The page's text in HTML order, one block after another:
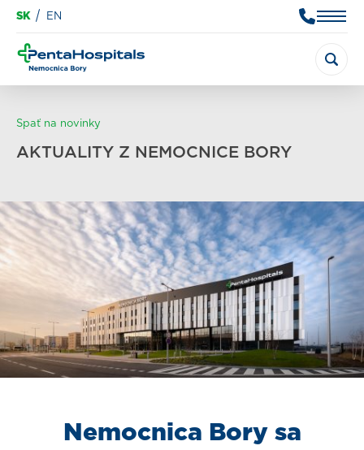
SK EN
Spať na novinky
AKTUALITY Z NEMOCNICE BORY
Nemocnica Bory sa